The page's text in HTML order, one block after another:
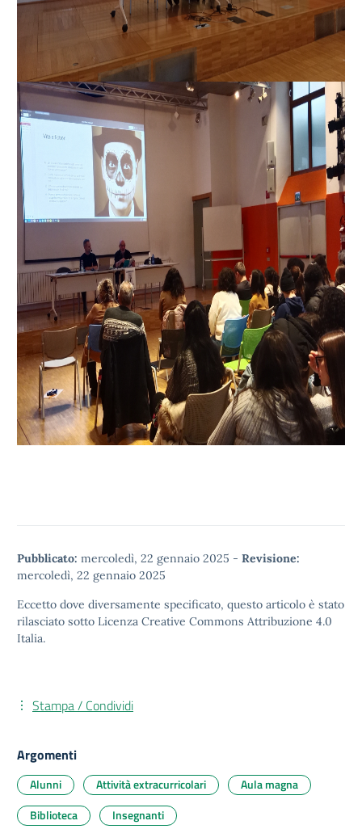
Pubblicato: mercoledì, 22 gennaio 2025 - Revisione:
mercoledì, 22 gennaio 2025
Eccetto dove diversamente specificato, questo articolo è stato
rilasciato sotto Licenza Creative Commons Attribuzione 4.0
Italia.
Stampa / Condividi
Argomenti
Alunni Attività extracurricolari
Aula magna
Biblioteca
Insegnanti